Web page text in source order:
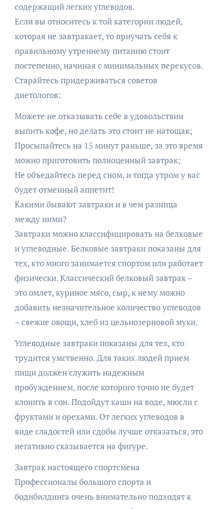
содержащий легких углеводов.
Если вы относитесь к той категории людей,
которая не завтракает, то приучать себя к
правильному утреннему питанию стоит
постепенно, начиная с минимальных перекусов.
Старайтесь придерживаться советов
диетологов:
Можете не отказывать себе в удовольствии
выпить кофе, но делать это стоит не натощак;
Просыпайтесь на 15 минут раньше, за это время
можно приготовить полноценный завтрак;
Не объедайтесь перед сном, и тогда утром у вас
будет отменный аппетит!
Какими бывают завтраки и в чем разница
между ними?
Завтраки можно классифицировать на белковые
и углеводные. Белковые завтраки показаны для
тех, кто много занимается спортом или работает
физически. Классический белковый завтрак –
это омлет, куриное мясо, сыр, к нему можно
добавить незначительное количество углеводов
– свежие овощи, хлеб из цельнозерновой муки.
Углеводные завтраки показаны для тех, кто
трудится умственно. Для таких людей прием
пищи должен служить надежным
пробуждением, после которого точно не будет
клонить в сон. Подойдут каши на воде, мюсли с
фруктами и орехами. От легких углеводов в
виде сладостей или сдобы лучше отказаться, это
негативно сказывается на фигуре.
Завтрак настоящего спортсмена
Профессионалы большого спорта и
бодибилдинга очень внимательно подходят к